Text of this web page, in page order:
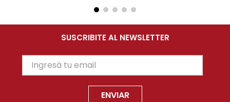
SUSCRIBITE AL NEWSLETTER
ENVIAR